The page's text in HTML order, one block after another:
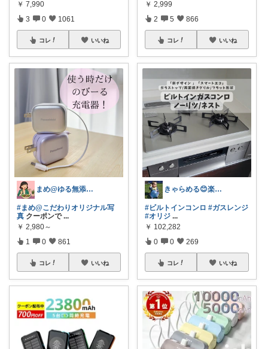
￥ 7,990
3 0 1061
コレ いいね
まめ@ゆる無添加でミニマル生活☕
#まめ@こだわりオリジナル写
真 クーポンで ...
￥ 2,980～
1 0 861
コレ いいね
￥ 2,999
2 5 866
コレ いいね
きゃらめる😊楽天ROOM🤩
#ビルトインコンロ #ガスレンジ
#オリジ ...
￥ 102,282
0 0 269
コレ いいね